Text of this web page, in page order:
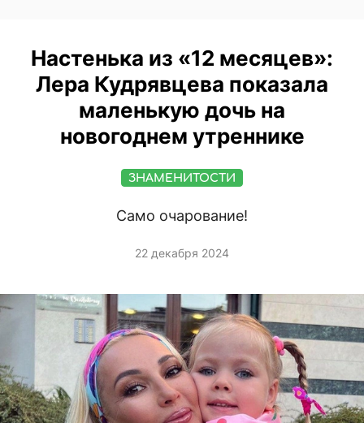
Настенька из «12 месяцев»:
Лера Кудрявцева показала
маленькую дочь на
новогоднем утреннике
ЗНАМЕНИТОСТИ
Само очарование!
22 декабря 2024